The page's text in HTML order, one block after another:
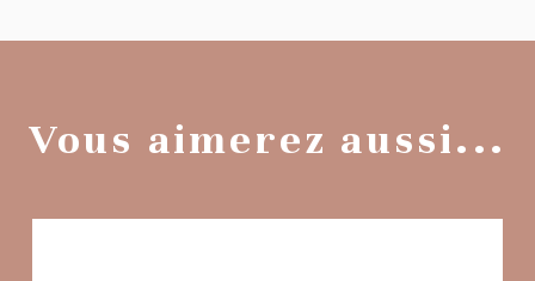
Vous aimerez aussi...